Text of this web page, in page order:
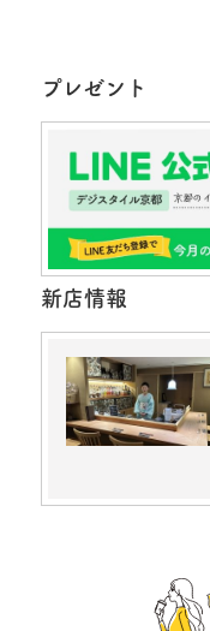
プレゼント
新店情報